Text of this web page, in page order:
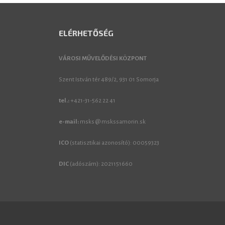
ELÉRHETŐSÉG
VÁROSI MŰVELŐDÉSI KÖZPONT
Szent István tér 489/2, 931 01 Somorja
tel.: +421-31-562 22 41
e-mail: msks @ mskssamorin.sk
ICO (statisztikai azonosító): 00059323
DIC (adószám): 2021151660